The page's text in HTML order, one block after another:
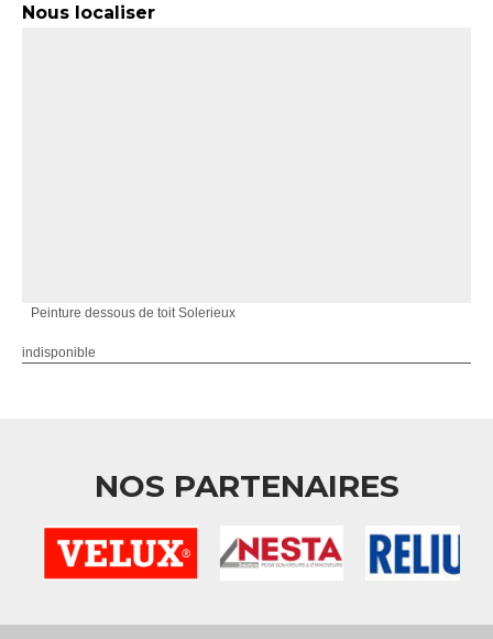
Nous localiser
Peinture dessous de toit Solerieux
indisponible
NOS PARTENAIRES